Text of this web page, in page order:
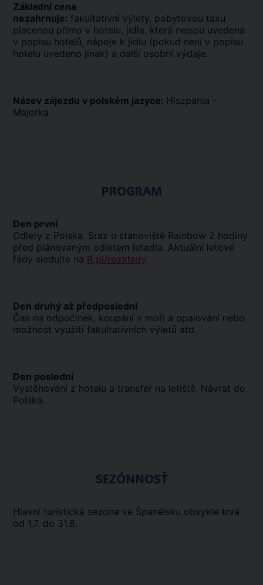
Základní cena
nezahrnuje: fakultativní výlety, pobytovou taxu
placenou přímo v hotelu, jídla, která nejsou uvedena
v popisu hotelů, nápoje k jídlu (pokud není v popisu
hotelu uvedeno jinak) a další osobní výdaje.
Název zájezdu v polském jazyce: Hiszpania -
Majorka
PROGRAM
Den první
Odlety z Polska. Sraz u stanoviště Rainbow 2 hodiny
před plánovaným odletem letadla. Aktuální letové
řády sledujte na R.pl/rozklady.
Den druhý až předposlední
Čas na odpočinek, koupání v moři a opalování nebo
možnost využití fakultativních výletů atd.
Den poslední
Vystěhování z hotelu a transfer na letiště. Návrat do
Polska.
SEZÓNNOSŤ
Hlavní turistická sezóna ve Španělsku obvykle trvá
od 1.7. do 31.8.